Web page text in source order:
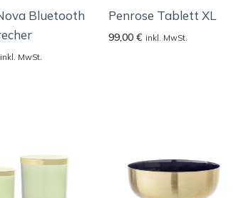
Bluetooth
inkl. MwSt.
Penrose Tablett XL
99,00€ inkl. MwSt.